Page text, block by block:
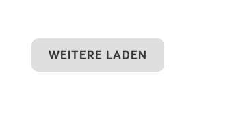
WEITERE LADEN